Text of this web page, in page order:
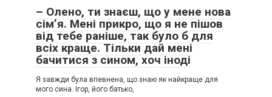
– Олено, ти знаєш, що у мене нова
сім’я. Мені прикро, що я не пішов
від тебе раніше, так було б для
всіх краще. Тільки дай мені
бачитися з сином, хоч іноді
Я завжди була впевнена, що знаю як найкраще для
мого сина. Ігор, його батько,